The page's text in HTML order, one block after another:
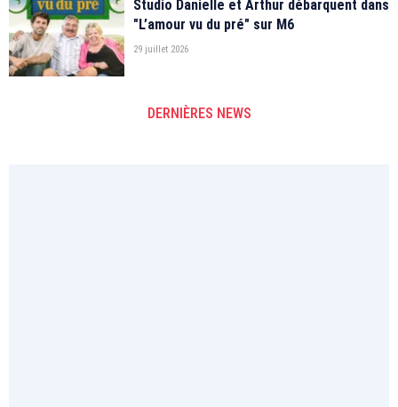
Studio Danielle et Arthur débarquent dans
"L’amour vu du pré" sur M6
29 juillet 2026
DERNIÈRES NEWS